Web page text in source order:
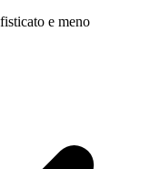
e meno